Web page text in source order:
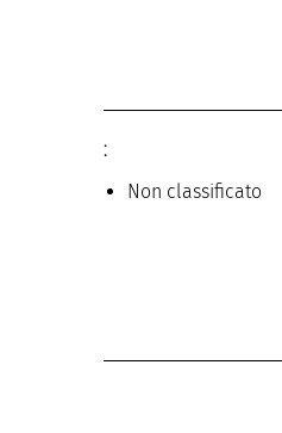
:
Non classificato